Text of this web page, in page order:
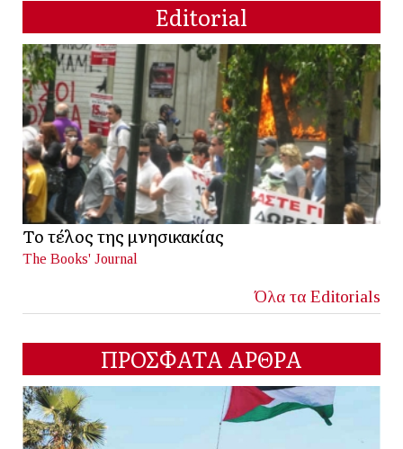
Editorial
Το τέλος της μνησικακίας
The Books' Journal
Όλα τα Editorials
ΠΡΟΣΦΑΤΑ ΑΡΘΡΑ